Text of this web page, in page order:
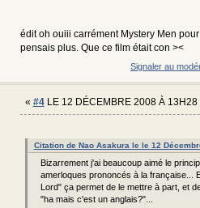
édit oh ouiii carrément Mystery Men
pensais plus. Que ce film était con ><
Signaler au
« #4LE 12 DÉCEMBRE 2008 À 13H28
Citation de Nao Asakura le le 12
Bizarrement j'ai beaucoup aimé le
amerloques prononcés à la française...
Lord" ça permet de le mettre à part, et
"ha mais c'est un anglais?"...